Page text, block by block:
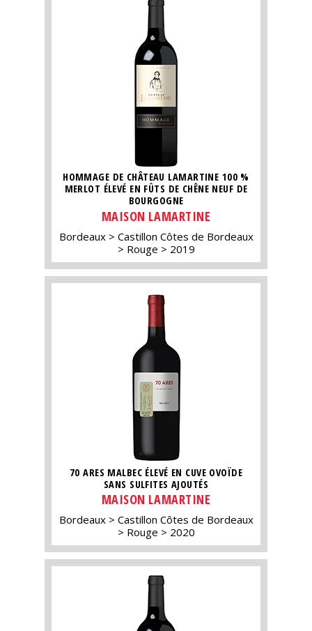
HOMMAGE DE CHÂTEAU LAMARTINE 100 %
MERLOT ÉLEVÉ EN FÛTS DE CHÊNE NEUF DE
BOURGOGNE
MAISON LAMARTINE
Bordeaux
Castillon Côtes de Bordeaux
Rouge
2019
70 ARES MALBEC ÉLEVÉ EN CUVE OVOÏDE
SANS SULFITES AJOUTÉS
MAISON LAMARTINE
Bordeaux
Castillon Côtes de Bordeaux
Rouge
2020